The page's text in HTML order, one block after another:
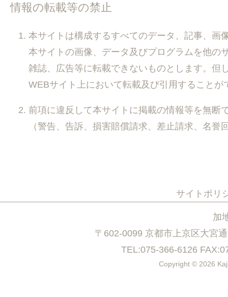
情報の転載等の禁止
本サイトは構成するすべてのデータ、記事、画
本サイトの画像、データ及びプログラムを他の
雑誌、広告等に転載できないものとします。但
WEBサイト上において転載及び引用することが
前項に違反して本サイトに掲載の情報等を無断
（警告、告訴、損害賠償請求、差止請求、名誉
サイトポリ
加
〒602-0099 京都市上京区大宮
TEL:075-366-6126
Copyright © 2026